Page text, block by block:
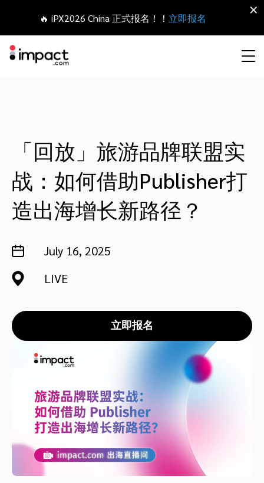
拓展 招募 签约 支付
追踪 参与
保护 监控 优化
推荐营销管理平台
联盟营销
推荐营销
移动端合作伙伴
分析归因
SaaS合作伙伴营销
网盟合作伙伴联盟
网红合作伙伴
移动应用合作伙伴
Agency directory
Technology partners
Technology partners directory
干货文章
出海生态观察
成功案例
iPX25 China 出海峰会
活动中心
加入impact.com
新闻中心
可持续发展
日本語
Italiano
Français
🔥 iPX2026 China 正式报名！！ 立即报名
×
「回放」旅游品牌联盟实
战：如何借助Publisher打
造出海增长新路径？
July 16, 2025
LIVE
立即报名